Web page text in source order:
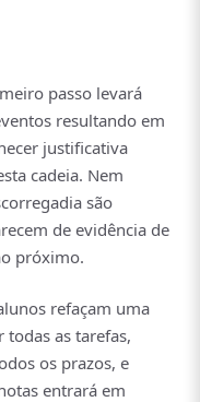
passo levará
resultando em
justificativa
cadeia. Nem
são
de evidência de
próximo.
refaçam uma
as tarefas,
os prazos, e
entrará em